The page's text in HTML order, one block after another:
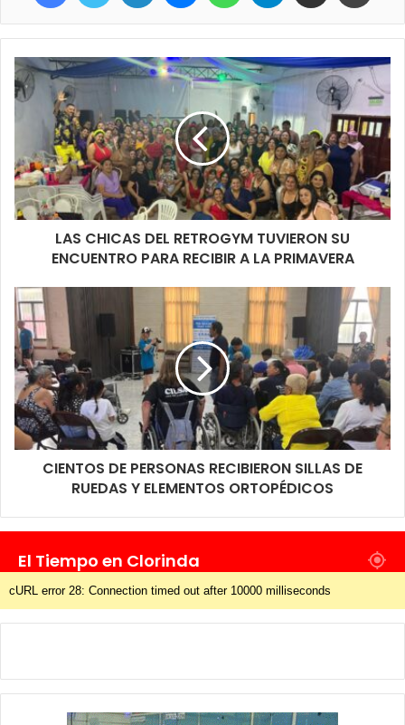
LAS CHICAS DEL RETROGYM TUVIERON SU
ENCUENTRO PARA RECIBIR A LA PRIMAVERA
CIENTOS DE PERSONAS RECIBIERON SILLAS DE
RUEDAS Y ELEMENTOS ORTOPÉDICOS
El Tiempo en Clorinda
cURL error 28: Connection timed out after 10000 milliseconds